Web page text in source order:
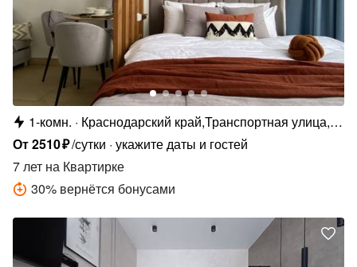
1-комн.
Краснодарский край,Транспортная улица,
78/4
От2510₽/сутки укажите даты и гостей
7 лет на Квартирке
30% вернётся бонусами